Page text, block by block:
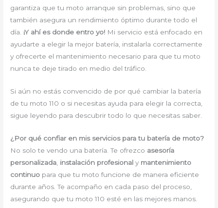
garantiza que tu moto arranque sin problemas, sino que
también asegura un rendimiento óptimo durante todo el
día. ¡Y ahí es donde entro yo! Mi servicio está enfocado en
ayudarte a elegir la mejor batería, instalarla correctamente
y ofrecerte el mantenimiento necesario para que tu moto
nunca te deje tirado en medio del tráfico.
Si aún no estás convencido de por qué cambiar la batería
de tu moto 110 o si necesitas ayuda para elegir la correcta,
sigue leyendo para descubrir todo lo que necesitas saber.
¿Por qué confiar en mis servicios para tu batería de moto?
No solo te vendo una batería. Te ofrezco asesoría
personalizada instalación profesional y mantenimiento
continuo para que tu moto funcione de manera eficiente
durante años. Te acompaño en cada paso del proceso,
asegurando que tu moto 110 esté en las mejores manos.